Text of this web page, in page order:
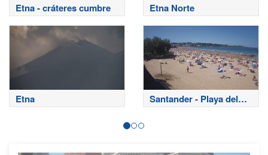
Etna - cráteres cumbre Etna Norte
Etna
Santander - Playa del
Sardinero